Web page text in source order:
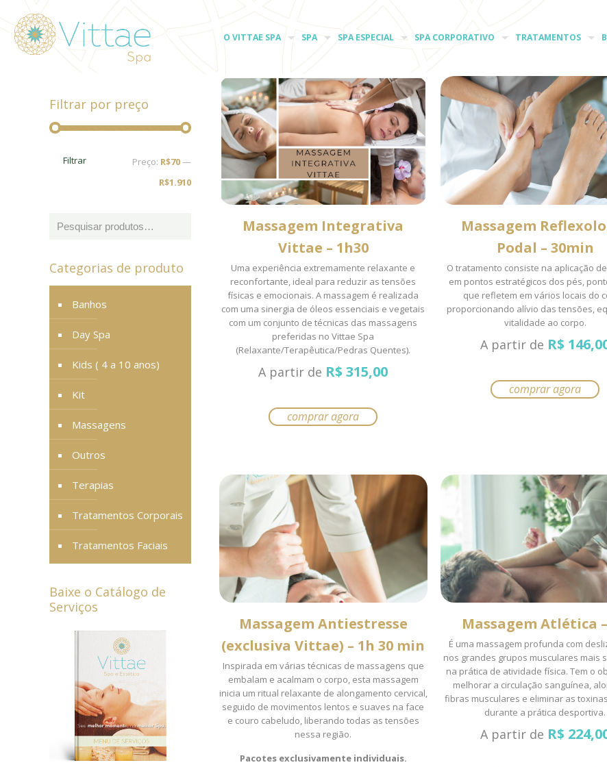
O VITTAE SPA SPA SPA ESPECIAL SPA CORPORATIVO TRATAMENTOS
Massagem Integrativa
Vittae – 1h30
Uma experiência extremamente relaxante e
reconfortante, ideal para reduzir as tensões
físicas e emocionais. A massagem é realizada
com uma sinergia de óleos essenciais e vegetais
com um conjunto de técnicas das massagens
preferidas no Vittae Spa
(Relaxante/Terapêutica/Pedras Quentes).
A partir de R$ 315,00
comprar agora
Massagem
Podal – 30min
O tratamento consiste na aplicação
em pontos estratégicos dos pés,
que refletem em vários locais do
proporcionando alívio das tensões,
vitalidade ao corpo.
A partir de R$
comprar agora
Massagem Antiestresse
(exclusiva Vittae) – 1h 30 min
Inspirada em várias técnicas de massagens que
embalam e acalmam o corpo, esta massagem
inicia um ritual relaxante de alongamento cervical,
seguido de movimentos lentos e suaves na face
e couro cabeludo, liberando todas as tensões
nessa região.
Pacotes exclusivamente individuais.
Massagem Atlética
É uma massagem profunda com
nos grandes grupos musculares mais
na prática de atividade física. Tem o
melhorar a circulação sanguínea,
fibras musculares e eliminar as
durante a prática desportiva.
A partir de R$
Filtrar por preço
Preço
PreçoFiltrar Preço: R$70—
R$1.910
Categorias de produto
Banhos
Day Spa
Kids ( 4 a 10 anos)
Kit
Massagens
Outros
Terapias
Tratamentos Corporais
Tratamentos Faciais
Baixe o Catálogo de
Serviços